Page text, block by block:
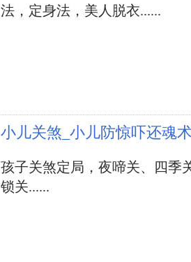
法，定身法，美人脱衣......
小儿关煞_小儿防惊吓还魂术
孩子关煞定局，夜啼关、四季
锁关......